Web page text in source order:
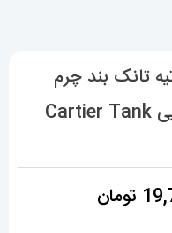
تانک بند چرم
مشکی صفحه سفید قاب طلایی Cartier Tank
تومان